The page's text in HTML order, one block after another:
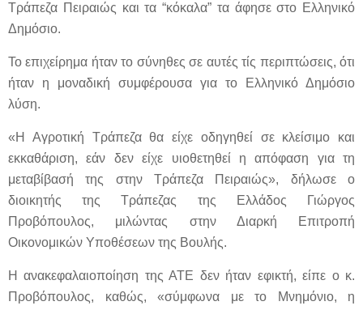
Τράπεζα Πειραιώς και τα “κόκαλα” τα άφησε στο Ελληνικό
Δημόσιο.
Το επιχείρημα ήταν το σύνηθες σε αυτές τίς περιπτώσεις, ότι
ήταν η μοναδική συμφέρουσα για το Ελληνικό Δημόσιο
λύση.
«Η Αγροτική Τράπεζα θα είχε οδηγηθεί σε κλείσιμο και
εκκαθάριση, εάν δεν είχε υιοθετηθεί η απόφαση για τη
μεταβίβασή της στην Τράπεζα Πειραιώς», δήλωσε ο
διοικητής της Τράπεζας της Ελλάδος Γιώργος
Προβόπουλος, μιλώντας στην Διαρκή Επιτροπή
Οικονομικών Υποθέσεων της Βουλής.
Η ανακεφαλαιοποίηση της ΑΤΕ δεν ήταν εφικτή, είπε ο κ.
Προβόπουλος, καθώς, «σύμφωνα με το Μνημόνιο, η